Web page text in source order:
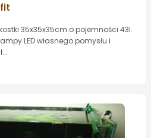
35x35x35cm o pojemności 43l.
LED własnego pomysłu i